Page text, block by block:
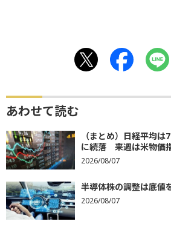
あわせて読む
（まとめ）日経平均
に続落 来週は米物価
2026/08/07
半導体株の調整は底値
2026/08/07